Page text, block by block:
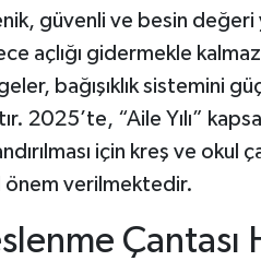
güvenli ve besin değeri
açlığı gidermekle
bağışıklık sistemini
2025’te, “Aile Yılı”
için kreş ve
önem verilmektedir.